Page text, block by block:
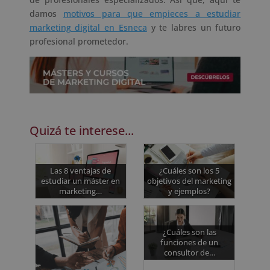
damos motivos para que empieces a estudiar
marketing digital en Esneca y te labres un futuro
profesional prometedor.
Quizá te interese...
Las 8 ventajas de
estudiar un máster en
marketing…
¿Cuáles son los 5
objetivos del marketing
y ejemplos?
¿Cuáles son las
funciones de un
consultor de…